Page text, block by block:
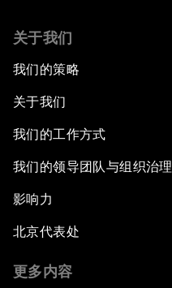
关于我们
我们的策略
关于我们
我们的工作方式
我们的领导团队与组织治理
影响力
北京代表处
更多内容